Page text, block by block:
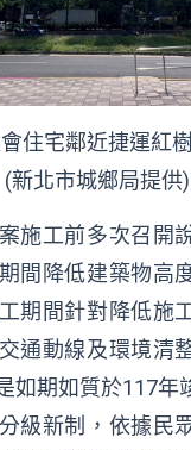
住宅鄰近捷運紅
(新北市城鄉局提供)
施工前多次召開
間降低建築物高
期間針對降低施
通動線及環境清
如期如質於117年
級新制，依據民